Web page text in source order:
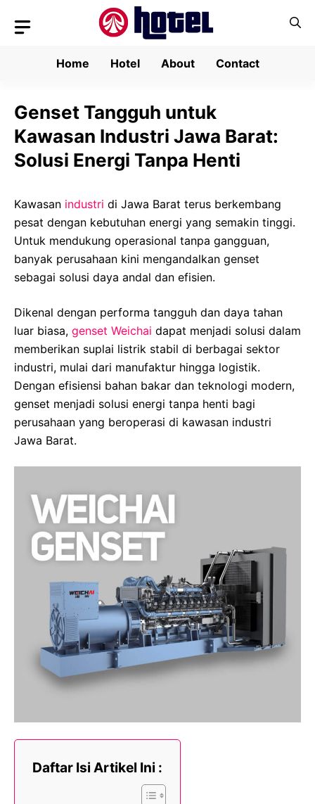
Home
Hotel About Contact
Genset Tangguh untuk
Kawasan Industri Jawa Barat:
Solusi Energi Tanpa Henti
Kawasan industri di Jawa Barat terus berkembang
pesat dengan kebutuhan energi yang semakin tinggi.
Untuk mendukung operasional tanpa gangguan,
banyak perusahaan kini mengandalkan genset
sebagai solusi daya andal dan efisien.
Dikenal dengan performa tangguh dan daya tahan
luar biasa, genset Weichai dapat menjadi solusi dalam
memberikan suplai listrik stabil di berbagai sektor
industri, mulai dari manufaktur hingga logistik.
Dengan efisiensi bahan bakar dan teknologi modern,
genset menjadi solusi energi tanpa henti bagi
perusahaan yang beroperasi di kawasan industri
Jawa Barat.
Daftar Isi Artikel Ini :